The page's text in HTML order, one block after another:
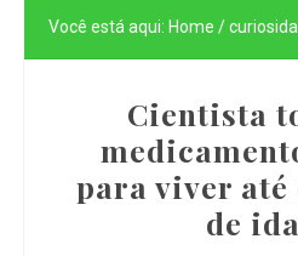
Você está aqui: Home /
Cientista
para viver até
de